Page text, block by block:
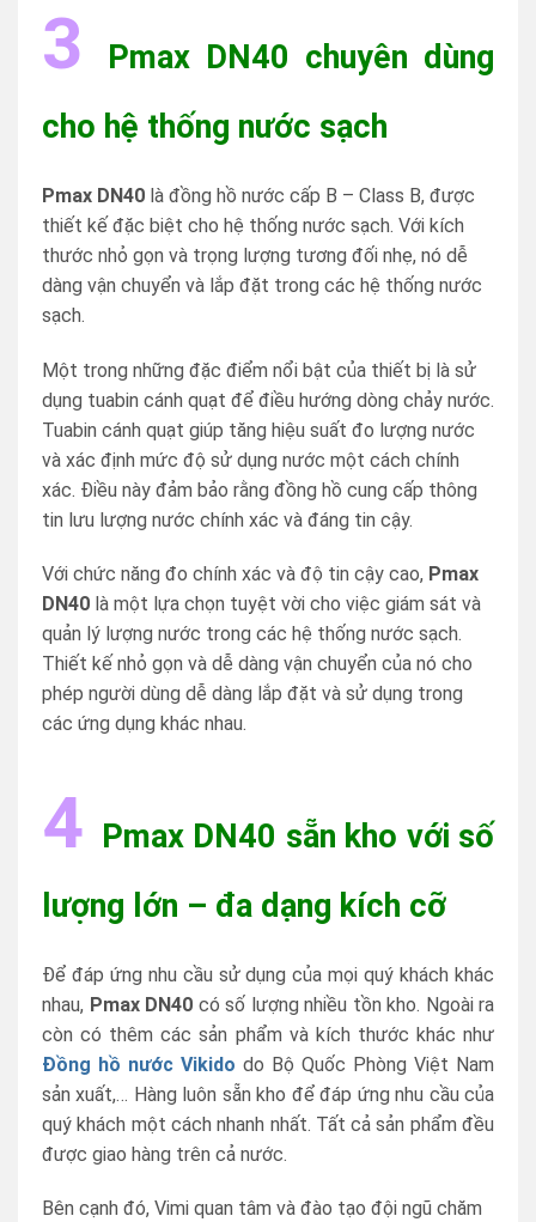
3 Pmax DN40 chuyên dùng
cho hệ thống nước sạch
Pmax DN40 là đồng hồ nước cấp B – Class B, được
thiết kế đặc biệt cho hệ thống nước sạch. Với kích
thước nhỏ gọn và trọng lượng tương đối nhẹ, nó dễ
dàng vận chuyển và lắp đặt trong các hệ thống nước
sạch.
Một trong những đặc điểm nổi bật của thiết bị là sử
dụng tuabin cánh quạt để điều hướng dòng chảy nước.
Tuabin cánh quạt giúp tăng hiệu suất đo lượng nước
và xác định mức độ sử dụng nước một cách chính
xác. Điều này đảm bảo rằng đồng hồ cung cấp thông
tin lưu lượng nước chính xác và đáng tin cậy.
Với chức năng đo chính xác và độ tin cậy cao, Pmax
DN40 là một lựa chọn tuyệt vời cho việc giám sát và
quản lý lượng nước trong các hệ thống nước sạch.
Thiết kế nhỏ gọn và dễ dàng vận chuyển của nó cho
phép người dùng dễ dàng lắp đặt và sử dụng trong
các ứng dụng khác nhau.
4 Pmax DN40 sẵn kho với số
lượng lớn – đa dạng kích cỡ
Để đáp ứng nhu cầu sử dụng của mọi quý khách khác
nhau, Pmax DN40 có số lượng nhiều tồn kho. Ngoài ra
còn có thêm các sản phẩm và kích thước khác như
Đồng hồ nước Vikido do Bộ Quốc Phòng Việt Nam
sản xuất,… Hàng luôn sẵn kho để đáp ứng nhu cầu của
quý khách một cách nhanh nhất. Tất cả sản phẩm đều
được giao hàng trên cả nước.
Bên cạnh đó, Vimi quan tâm và đào tạo đội ngũ chăm